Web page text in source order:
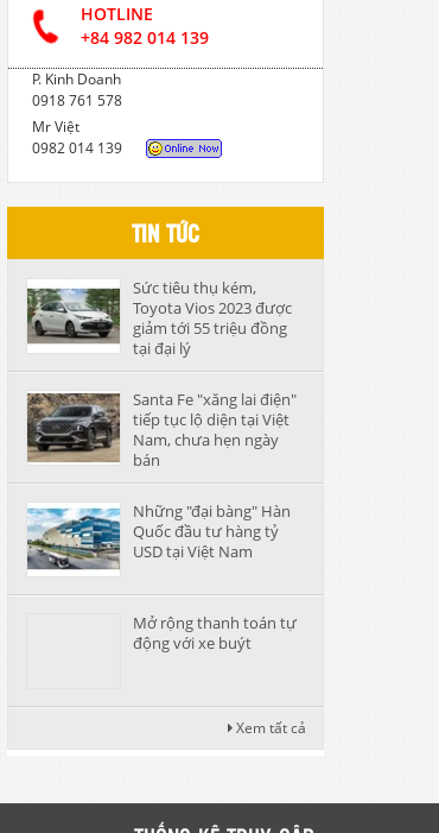
DẦU NHỚT HỘP SỐ
HOTLINE
+84 982 014 139
P. Kinh Doanh
0918 761 578
Mr Việt
0982 014 139
TIN TỨC
Sức tiêu thụ kém,
Toyota Vios 2023 được
giảm tới 55 triệu đồng
tại đại lý
Santa Fe "xăng lai điện"
tiếp tục lộ diện tại Việt
Nam, chưa hẹn ngày
bán
Những "đại bàng" Hàn
Quốc đầu tư hàng tỷ
USD tại Việt Nam
Mở rộng thanh toán tự
động với xe buýt
Xem tất cả